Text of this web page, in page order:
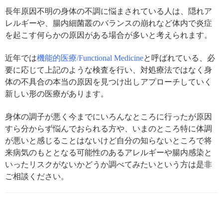
長年原因不明の身体の不調に悩まされている人は、隠れア
レルギーや、腸内細菌叢のバランスの崩れなど体内で炎症
を起こす何らかの原因がある場合が多いと考えられます。
近年では機能的医療/Functional Medicineと呼ばれている、必
要に応じて上記のような検査を行い、対処療法ではなく身
体の不具合の本当の原因を見つけ出しアプローチしていく
新しい形の医療があります。
身体の調子が悪く今までにいろんなところに行ったが原因
すら分からず悩んでおられる方や、いまのところ特に体調
が悪いと感じることはないけど自分の知らないところで将
来病気のもととなる可能性のあるアレルギーや腸内感染と
いったリスクがないかどうか調べてみたいという方は是非
ご相談ください。